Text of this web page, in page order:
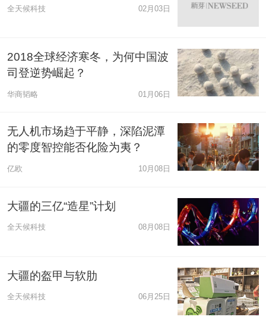
全天候科技 02月03日
2018全球经济寒冬，为何中国波
司登逆势崛起？
华商韬略 01月06日
无人机市场趋于平静，深陷泥潭
的零度智控能否化险为夷？
亿欧 10月08日
大疆的三亿“造星”计划
全天候科技 08月08日
大疆的盔甲与软肋
全天候科技 06月25日